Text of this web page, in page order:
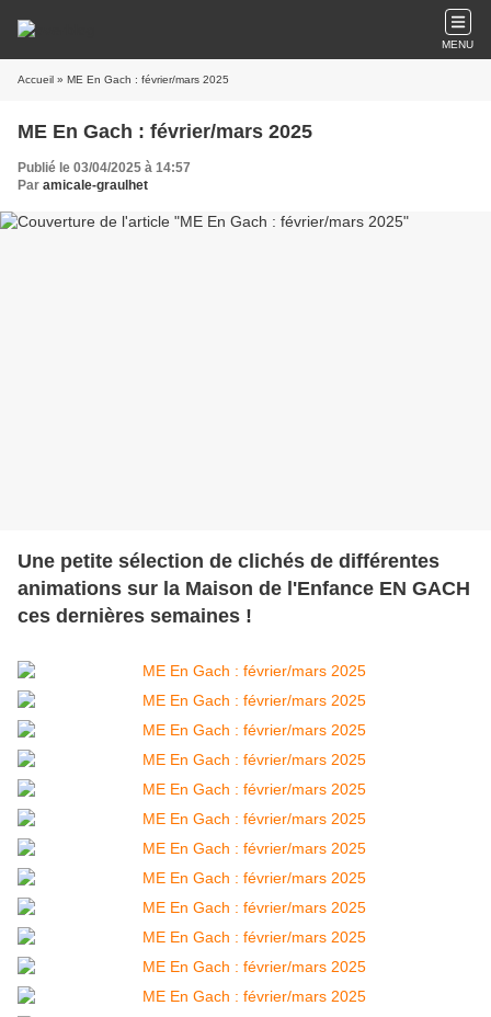
MENU
Accueil » ME En Gach : février/mars 2025
ME En Gach : février/mars 2025
Publié le 03/04/2025 à 14:57
Par amicale-graulhet
Une petite sélection de clichés de différentes
animations sur la Maison de l'Enfance EN GACH
ces dernières semaines !